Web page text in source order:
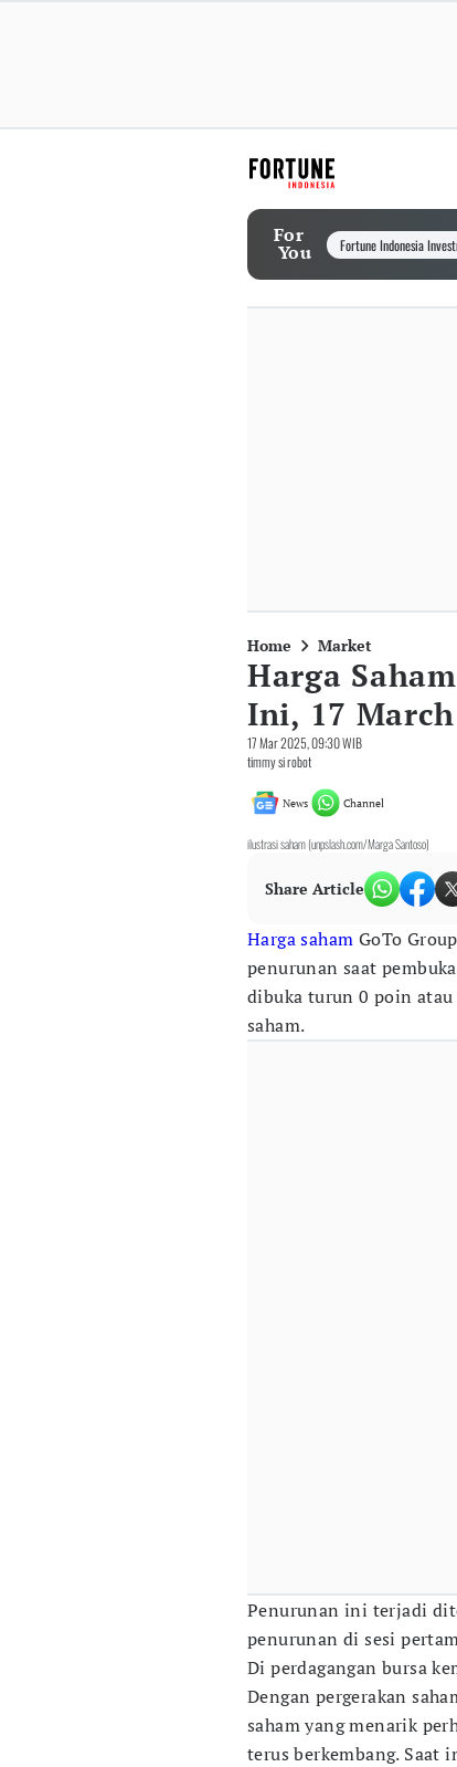
For
You Fortune Indonesia
Home Market
Harga
Ini, 17
17 Mar 2025, 09:30 WIB
timmy si robot
News Channel
ilustrasi saham (unpslash.com/Marga Santoso)
Share Article
Harga saham GoTo
penurunan saat
dibuka turun 0 poin atau
saham.
Penurunan ini terjadi
penurunan di sesi
Di perdagangan bursa
Dengan pergerakan
saham yang menarik
terus berkembang. Saat